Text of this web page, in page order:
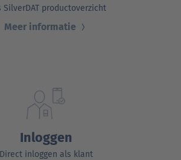
SilverDAT productoverzicht
Meer informatie
Inloggen
Direct inloggen als klant